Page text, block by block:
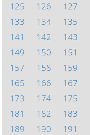
125
126 127
133
134 135
141
142 143
149
150 151
157
158 159
165
166 167
173
174 175
181
182 183
189
190 191